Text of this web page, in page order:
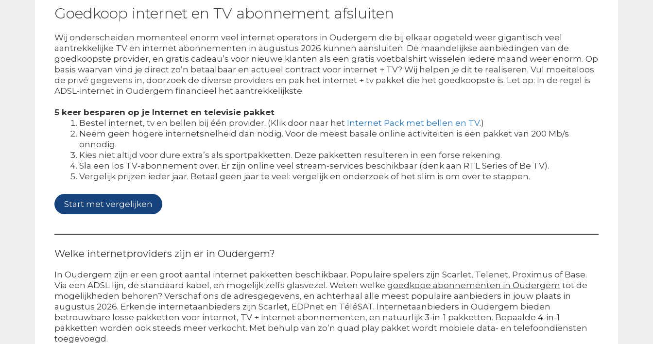
Goedkoop internet en TV abonnement afsluiten
Wij onderscheiden momenteel enorm veel internet operators in Oudergem die bij elkaar opgeteld weer gigantisch veel
aantrekkelijke TV en internet abonnementen in augustus 2026 kunnen aansluiten. De maandelijkse aanbiedingen van de
goedkoopste provider, en gratis cadeau’s voor nieuwe klanten als een gratis voetbalshirt wisselen iedere maand weer enorm. Op
basis waarvan vind je direct zo’n betaalbaar en actueel contract voor internet + TV? Wij helpen je dit te realiseren. Vul moeiteloos
de privé gegevens in, doorzoek de diverse providers en pak het internet + tv pakket die het goedkoopste is. Let op: in de regel is
ADSL-internet in Oudergem financieel het aantrekkelijkste.
5 keer besparen op je Internet en televisie pakket
Bestel internet, tv en bellen bij één provider. (Klik door naar het Internet Pack met bellen en TV.)
Neem geen hogere internetsnelheid dan nodig. Voor de meest basale online activiteiten is een pakket van 200 Mb/s
onnodig.
Kies niet altijd voor dure extra’s als sportpakketten. Deze pakketten resulteren in een forse rekening.
Sla een los TV-abonnement over. Er zijn online veel stream-services beschikbaar (denk aan RTL Series of Be TV).
Vergelijk prijzen ieder jaar. Betaal geen jaar te veel: vergelijk en onderzoek of het slim is om over te stappen.
Start met vergelijken
Welke internetproviders zijn er in Oudergem?
In Oudergem zijn er een groot aantal internet pakketten beschikbaar. Populaire spelers zijn Scarlet, Telenet, Proximus of Base.
Via een ADSL lijn, de standaard kabel, en mogelijk zelfs glasvezel. Weten welke goedkope abonnementen in Oudergem tot de
mogelijkheden behoren? Verschaf ons de adresgegevens, en achterhaal alle meest populaire aanbieders in jouw plaats in
augustus 2026. Erkende internetaanbieders zijn Scarlet, EDPnet en TéléSAT. Internetaanbieders in Oudergem bieden
betrouwbare losse pakketten voor internet, TV + internet abonnementen, en natuurlijk 3-in-1 pakketten. Bepaalde 4-in-1
pakketten worden ook steeds meer verkocht. Met behulp van zo’n quad play pakket wordt mobiele data- en telefoondiensten
toegevoegd.